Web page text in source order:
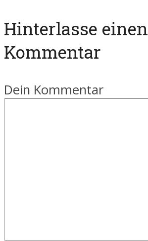
Hinterlasse einen
Kommentar
Dein Kommentar